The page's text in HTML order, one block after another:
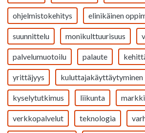
ohjelmistokehitys elinikäinen
suunnittelu monikulttuurisuus
palvelumuotoilu palaute
yrittäjyys kuluttajakäyttäytyminen
kyselytutkimus liikunta
verkkopalvelut teknologia